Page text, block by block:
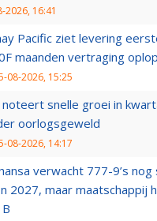
2026, 16:41
Pacific ziet levering
maanden vertraging
08-2026, 15:25
noteert snelle groei in
oorlogsgeweld
08-2026, 14:17
verwacht 777-9’s
2027, maar maatschappij